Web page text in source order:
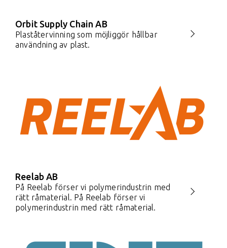
Orbit Supply Chain AB
Plaståtervinning som möjliggör hållbar
användning av plast.
Reelab AB
På Reelab förser vi polymerindustrin med
rätt råmaterial. På Reelab förser vi
polymerindustrin med rätt råmaterial.